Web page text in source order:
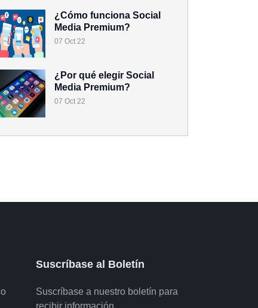
¿Cómo funciona Social
Media Premium?
07 Oct 22
¿Por qué elegir Social
Media Premium?
07 Oct 22
Suscríbase al Boletín
Suscríbase a nuestro boletín para
recibir información.
Uso de Cookies